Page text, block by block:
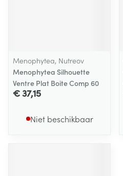
Menophytea, Nutreov
Menophytea Silhouette
Ventre Plat Boite Comp 60
€ 37,15
Niet beschikbaar